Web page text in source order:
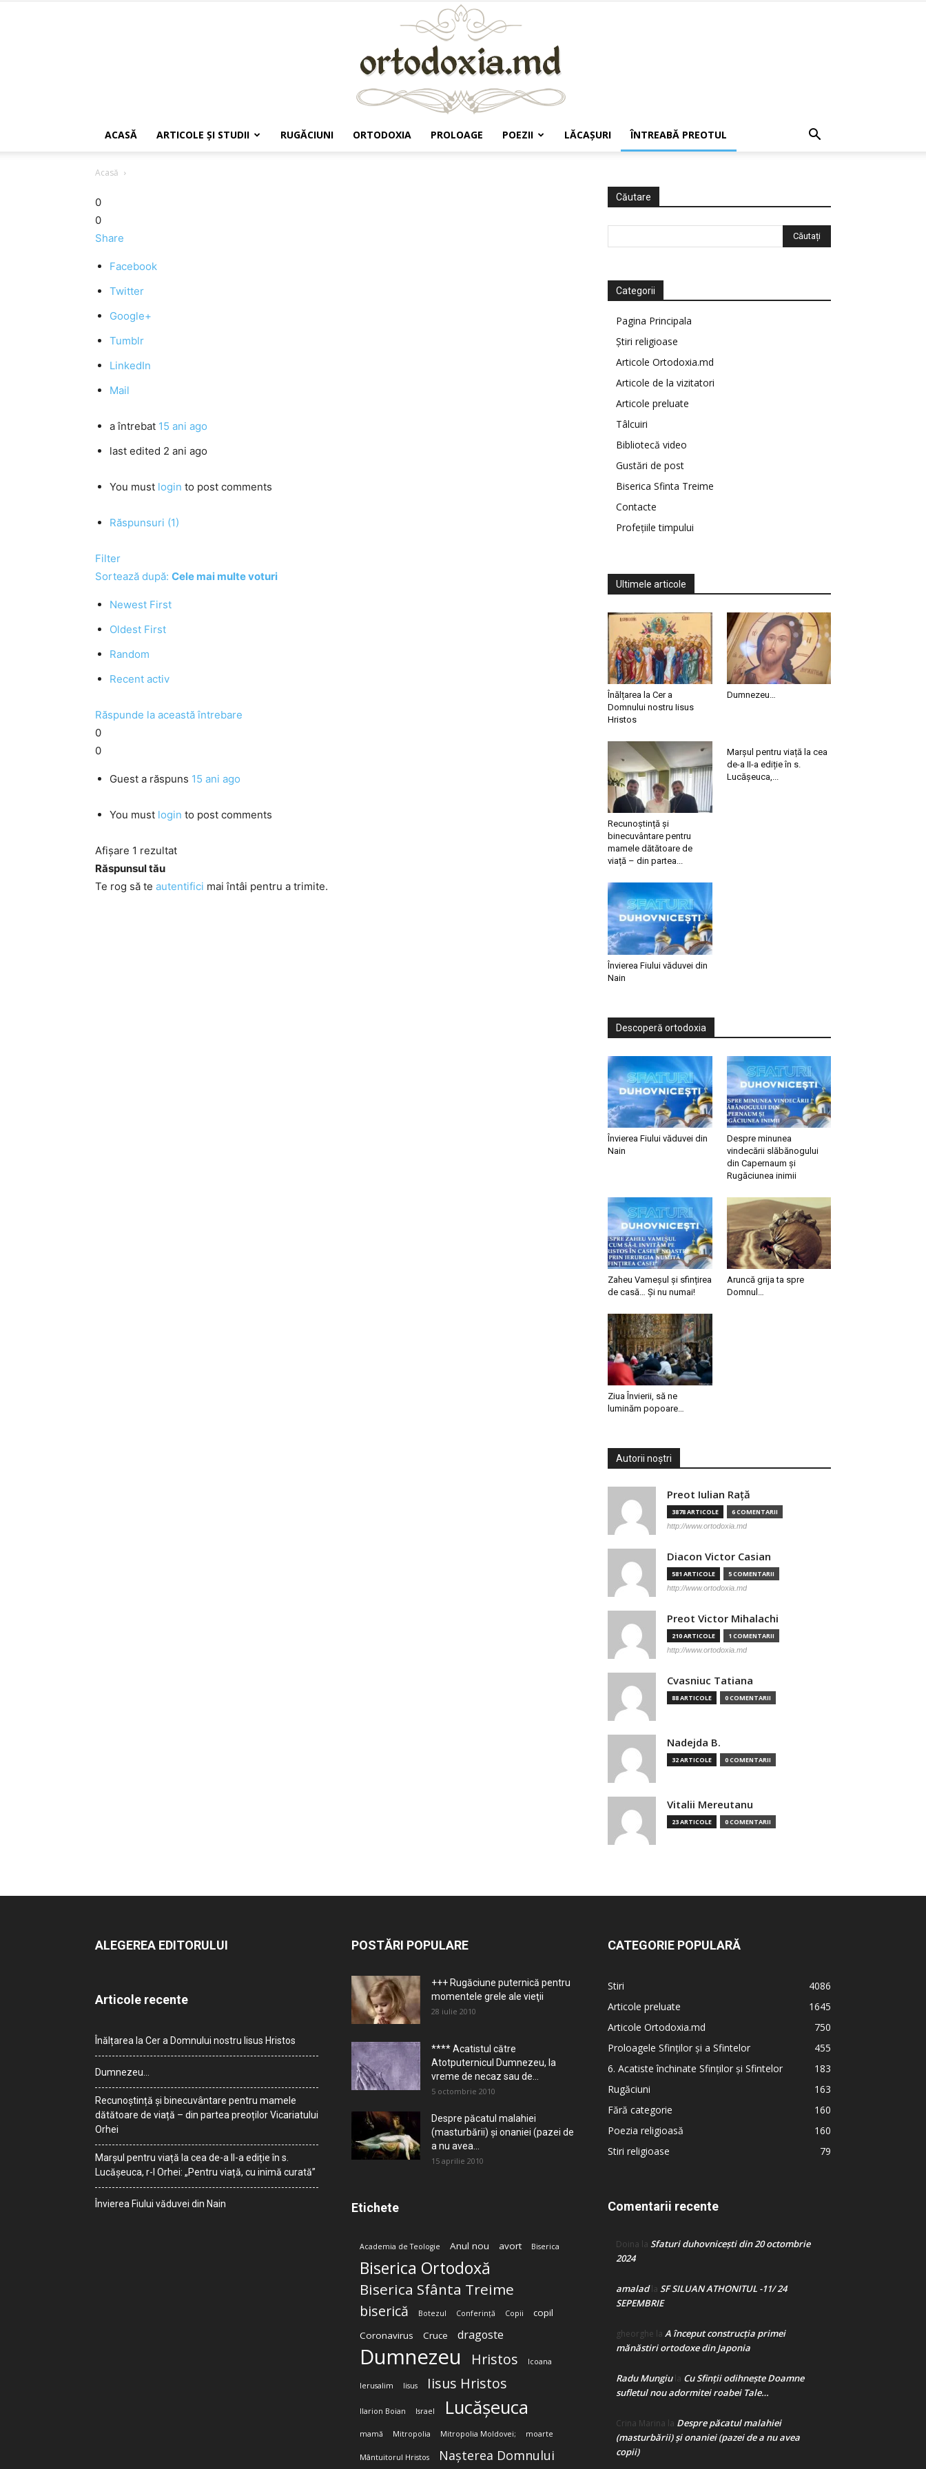
ACASĂ ARTICOLE ŞI STUDII RUGĂCIUNI ORTODOXIA PROLOAGE POEZII LĂCAŞURI ÎNTREABĂ PREOTUL
Acasă
0
0
Share
Facebook
Twitter
Google+
Tumblr
LinkedIn
Mail
a întrebat 15 ani ago
last edited 2 ani ago
You must login to post comments
Răspunsuri (1)
Filter
Sortează după: Cele mai multe voturi
Newest First
Oldest First
Random
Recent activ
Răspunde la această întrebare
0
0
Guest a răspuns 15 ani ago
You must login to post comments
Afișare 1 rezultat
Răspunsul tău
Te rog să te autentifici mai întâi pentru a trimite.
Căutare
Categorii
Pagina Principala
Știri religioase
Articole Ortodoxia.md
Articole de la vizitatori
Articole preluate
Tâlcuiri
Bibliotecă video
Gustări de post
Biserica Sfinta Treime
Contacte
Profețiile timpului
Ultimele articole
Înălțarea la Cer a
Domnului nostru Iisus
Hristos
Dumnezeu…
Recunoștință și
binecuvântare pentru
mamele dătătoare de
viață – din partea...
Marșul pentru viață la cea
de-a II-a ediție în s.
Lucășeuca,...
Învierea Fiului văduvei din
Nain
Descoperă ortodoxia
Învierea Fiului văduvei din
Nain
Despre minunea
vindecării slăbănogului
din Capernaum și
Rugăciunea inimii
Zaheu Vameșul și sfințirea
de casă… Și nu numai!
Aruncă grija ta spre
Domnul…
Ziua Învierii, să ne
luminăm popoare…
Autorii noștri
Preot Iulian Raţă
3878 ARTICOLE 6 COMENTARII
http://www.ortodoxia.md
Diacon Victor Casian
581 ARTICOLE 5 COMENTARII
http://www.ortodoxia.md
Preot Victor Mihalachi
210 ARTICOLE 1 COMENTARII
http://www.ortodoxia.md
Cvasniuc Tatiana
88 ARTICOLE 0 COMENTARII
Nadejda B.
32 ARTICOLE 0 COMENTARII
Vitalii Mereutanu
23 ARTICOLE 0 COMENTARII
ALEGEREA EDITORULUI
Articole recente
Înălțarea la Cer a Domnului nostru Iisus Hristos
Dumnezeu…
Recunoștință și binecuvântare pentru mamele
dătătoare de viață – din partea preoților Vicariatului
Orhei
Marșul pentru viață la cea de-a II-a ediție în s.
Lucășeuca, r-l Orhei: „Pentru viață, cu inimă curată”
Învierea Fiului văduvei din Nain
POSTĂRI POPULARE
+++ Rugăciune puternică pentru
momentele grele ale vieţii
28 iulie 2010
**** Acatistul către
Atotputernicul Dumnezeu, la
vreme de necaz sau de...
5 octombrie 2010
Despre păcatul malahiei
(masturbării) şi onaniei (pazei de
a nu avea...
15 aprilie 2010
Etichete
Academia de Teologie Anul nou avort Biserica
Biserica Ortodoxă
Biserica Sfânta Treime
biserică Botezul Conferință Copii
copil
Coronavirus
Cruce dragoste
Dumnezeu Hristos Icoana
Ierusalim Iisus Iisus Hristos
Ilarion Boian Israel Lucășeuca
mamă Mitropolia Mitropolia Moldovei; moarte
Mântuitorul Hristos Nașterea Domnului
CATEGORIE POPULARĂ
Stiri
4086
Articole preluate
1645
Articole Ortodoxia.md
750
Proloagele Sfinților și a Sfintelor
455
6. Acatiste închinate Sfinților și Sfintelor
183
Rugăciuni
163
Fără categorie
160
Poezia religioasă
160
Stiri religioase
79
Comentarii recente
Doina la Sfaturi duhovnicești din 20 octombrie
2024
amaladla SF SILUAN ATHONITUL -11/ 24
SEPEMBRIE
gheorghe la A început construcţia primei
mănăstiri ortodoxe din Japonia
Radu Mungiula Cu Sfinții odihnește Doamne
sufletul nou adormitei roabei Tale…
Crina Marina la Despre păcatul malahiei
(masturbării) şi onaniei (pazei de a nu avea
copii)